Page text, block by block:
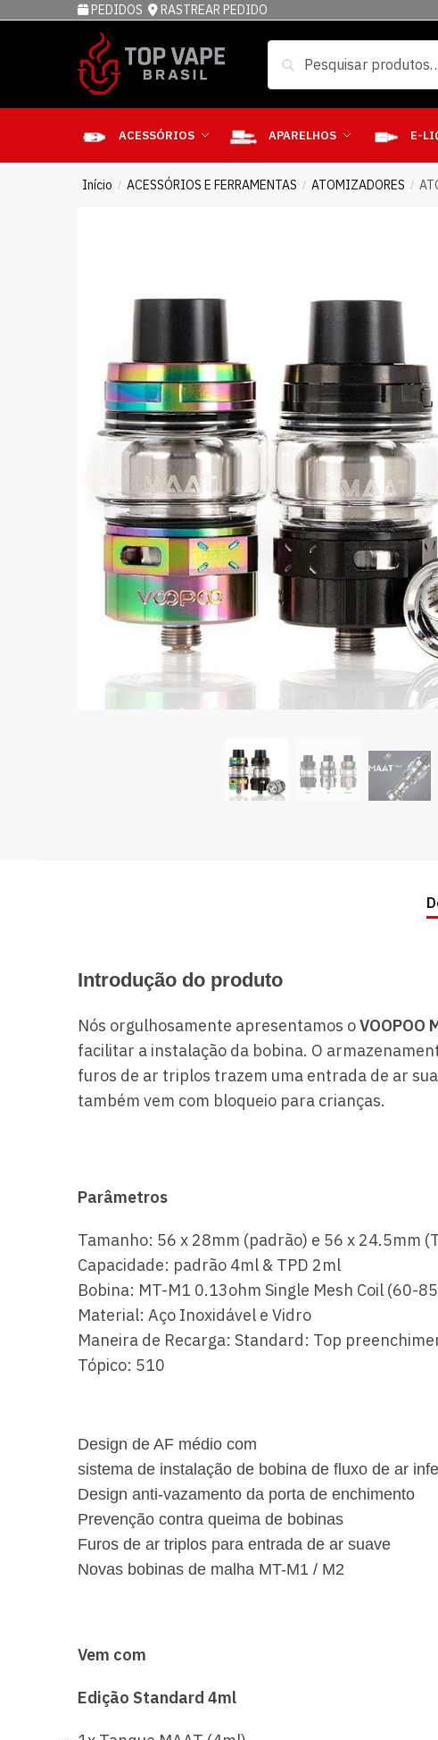
PEDIDOS RASTREAR PEDIDO
ACESSÓRIOS APARELHOS E-
Início / ACESSÓRIOS E FERRAMENTAS / ATOMIZADORES /
Introdução do produto
Nós orgulhosamente apresentamos oVOOPOO
facilitar a instalação da bobina. O
furos de ar triplos trazem uma entrada de ar
também vem com bloqueio para crianças.
Parâmetros
Tamanho: 56 x 28mm (padrão) e 56 x 24.5mm
Capacidade: padrão 4ml & TPD 2ml
Bobina: MT-M1 0.13ohm Single Mesh Coil (60-
Material: Aço Inoxidável e Vidro
Maneira de Recarga: Standard: Top
Tópico: 510
Design de AF médio com
sistema de instalação de bobina defluxo de ar
Design anti-vazamento da porta de enchimento
Prevenção contra queima de bobinas
Furos de ar triplos para entrada de ar suave
Novas bobinas de malha MT-M1 / M2
Vem com
Edição Standard 4ml